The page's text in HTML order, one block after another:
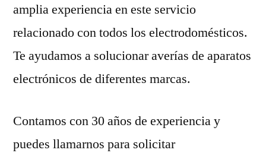
amplia experiencia en este servicio
relacionado con todos los electrodomésticos.
Te ayudamos a solucionar averías de aparatos
electrónicos de diferentes marcas.
Contamos con 30 años de experiencia y
puedes llamarnos para solicitar